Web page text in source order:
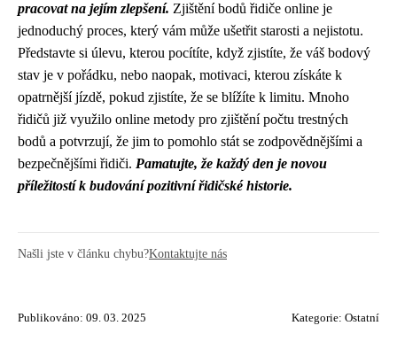
pracovat na jejím zlepšení. Zjištění bodů řidiče online je
jednoduchý proces, který vám může ušetřit starosti a nejistotu.
Představte si úlevu, kterou pocítíte, když zjistíte, že váš bodový
stav je v pořádku, nebo naopak, motivaci, kterou získáte k
opatrnější jízdě, pokud zjistíte, že se blížíte k limitu. Mnoho
řidičů již využilo online metody pro zjištění počtu trestných
bodů a potvrzují, že jim to pomohlo stát se zodpovědnějšími a
bezpečnějšími řidiči. Pamatujte, že každý den je novou
příležitostí k budování pozitivní řidičské historie.
Našli jste v článku chybu?Kontaktujte nás
Publikováno: 09. 03. 2025 Kategorie: Ostatní